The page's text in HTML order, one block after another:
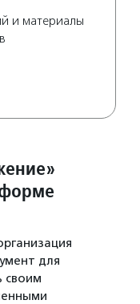
и материалы
для
своим